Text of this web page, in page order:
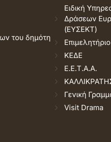
του δημότη
Ειδική
Δράσεων
(ΕΥΣΕΚΤ)
ΚΕΔΕ
Ε.Ε.Τ.Α.Α.
Γενική
Visit Drama